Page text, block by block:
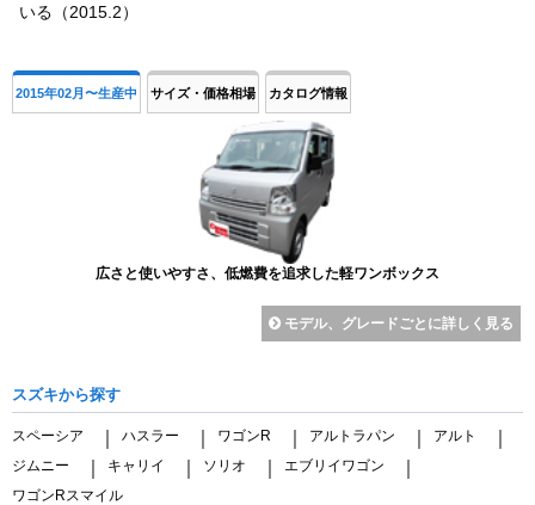
いる（2015.2）
2015年02月〜生産中 サイズ・価格相場 カタログ情報
広さと使いやすさ、低燃費を追求した軽ワンボックス
モデル、グレードごとに詳しく見る
スズキから探す
スペーシア ハスラー ワゴンR アルトラパン アルト
ジムニー キャリイ ソリオ エブリイワゴン
ワゴンRスマイル